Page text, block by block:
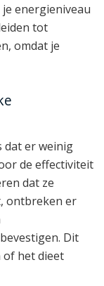
energieniveau
tot
omdat je
dat er weinig
de effectiviteit
dat ze
ontbreken er
Dit
of het dieet